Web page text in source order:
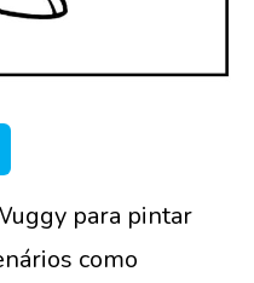
para pintar
como